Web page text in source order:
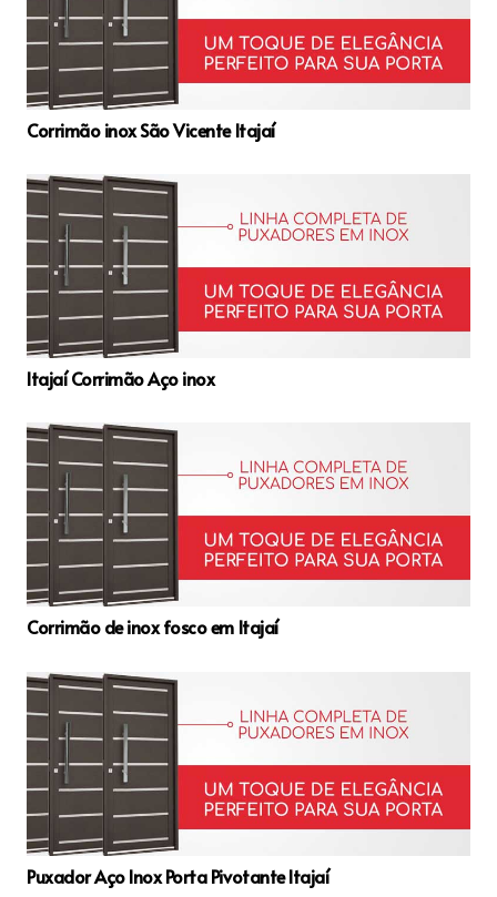
Corrimão inox São Vicente Itajaí
Itajaí Corrimão Aço inox
Corrimão de inox fosco em Itajaí
Puxador Aço Inox Porta Pivotante Itajaí